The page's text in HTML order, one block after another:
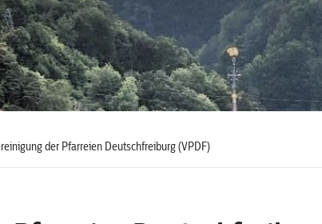
der Pfarreien Deutschfreiburg (VPDF)